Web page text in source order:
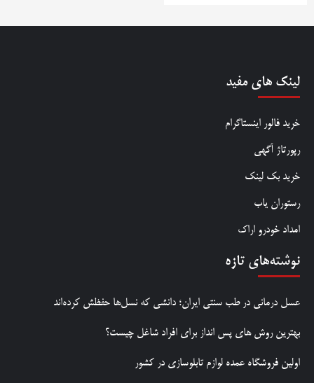
لینک های مفید
خرید فالور اینستاگرام
رپورتاژ آگهی
خرید بک لینک
رستوران یاب
امداد خودرو اراک
نوشته‌های تازه
عسل درمانی در طب سنتی ایران؛ دانشی که نسل‌ها حفظش کرده‌اند
بهترین روش‌ های پس‌ انداز برای افراد شاغل چیست؟
اولین فروشگاه عمده لوازم تابلوسازی در کشور